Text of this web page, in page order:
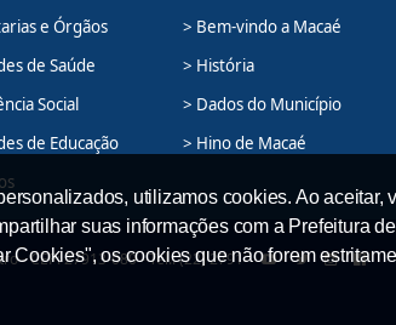
e Órgãos
de Saúde
Social
de Educação
> Bem-vindo a Macaé
> História
> Dados do Município
> Hino de Macaé
- CEP: 27913-080 - Tel.: (22) 2791-
utilizamos cookies. Ao aceitar,
suas informações com a Prefeitura
Cookies", os cookies que não forem